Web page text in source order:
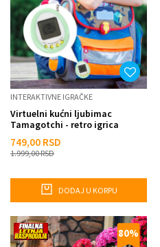
INTERAKTIVNE IGRAČKE
Virtuelni kućni ljubimac
Tamagotchi - retro igrica
749,00 RSD
1.999,00RSD
DODAJ U KORPU
80%